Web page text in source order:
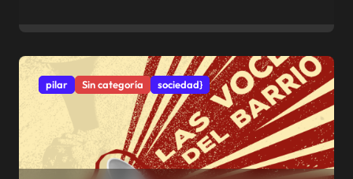
pilar Sin categoría sociedad}